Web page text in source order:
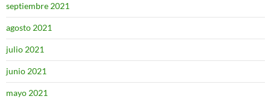
septiembre 2021
agosto 2021
julio 2021
junio 2021
mayo 2021